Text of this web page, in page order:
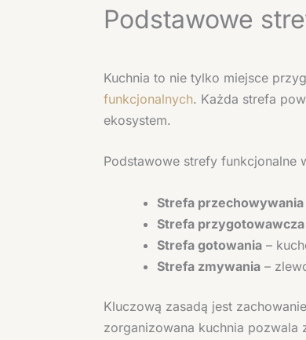
Podstawowe
Kuchnia to nie tylko miejsce
funkcjonalnych. Każda strefa
ekosystem.
Podstawowe strefy funkcjonalne
Strefa przechowywania
Strefa przygotowawcza
Strefa gotowania –
Strefa zmywania –
Kluczową zasadą jest
zorganizowana kuchnia